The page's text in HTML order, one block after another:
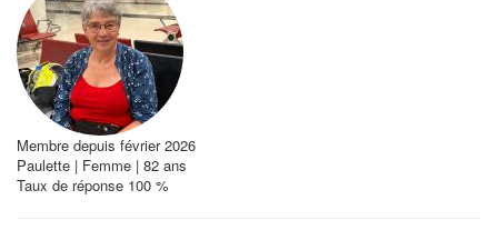
Membre depuis février 2026
Paulette | Femme | 82 ans
Taux de réponse 100 %